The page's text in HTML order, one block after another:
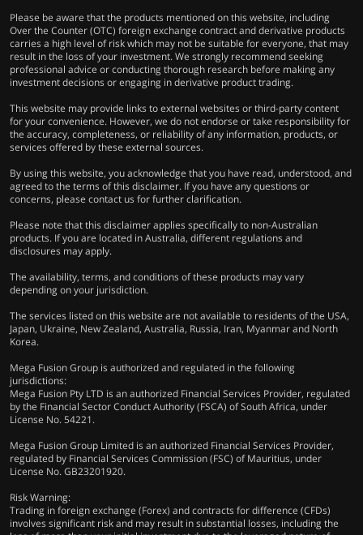
Please be aware that the products mentioned on this website, including
Over the Counter (OTC) foreign exchange contract and derivative products
carries a high level of risk which may not be suitable for everyone, that may
result in the loss of your investment. We strongly recommend seeking
professional advice or conducting thorough research before making any
investment decisions or engaging in derivative product trading.
This website may provide links to external websites or third-party content
for your convenience. However, we do not endorse or take responsibility for
the accuracy, completeness, or reliability of any information, products, or
services offered by these external sources.
By using this website, you acknowledge that you have read, understood, and
agreed to the terms of this disclaimer. If you have any questions or
concerns, please contact us for further clarification.
Please note that this disclaimer applies specifically to non-Australian
products. If you are located in Australia, different regulations and
disclosures may apply.
The availability, terms, and conditions of these products may vary
depending on your jurisdiction.
The services listed on this website are not available to residents of the USA,
Japan, Ukraine, New Zealand, Australia, Russia, Iran, Myanmar and North
Korea.
Mega Fusion Group is authorized and regulated in the following
jurisdictions:
Mega Fusion Pty LTD is an authorized Financial Services Provider, regulated
by the Financial Sector Conduct Authority (FSCA) of South Africa, under
License No. 54221.
Mega Fusion Group Limited is an authorized Financial Services Provider,
regulated by Financial Services Commission (FSC) of Mauritius, under
License No. GB23201920.
Risk Warning:
Trading in foreign exchange (Forex) and contracts for difference (CFDs)
involves significant risk and may result in substantial losses, including the